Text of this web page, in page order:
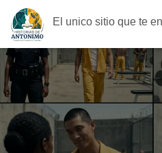
El unico sitio que te